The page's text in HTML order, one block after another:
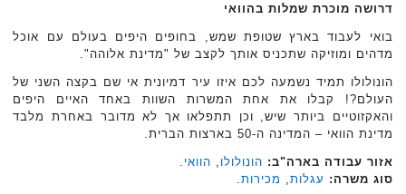
דרושה מוכרת שמלות בהוואי
בואי לעבוד בארץ שטופת שמש, בחופים היפים בעולם עם אוכל
מדהים ומוזיקה שתכניס אותך לקצב של "מדינת אלוהה".
הונולולו תמיד נשמעה לכם איזו עיר דמיונית אי שם בקצה השני של
העולם?! קבלו את אחת המשרות השוות באחד האיים היפים
והאקזוטיים ביותר שיש, וכן תתפלאו אך לא מדובר באחרת מלבד
מדינת הוואי – המדינה ה-50 בארצות הברית.
אזור עבודה בארה"ב: הונולולו הוואי
סוג משרה: עגלות מכירות